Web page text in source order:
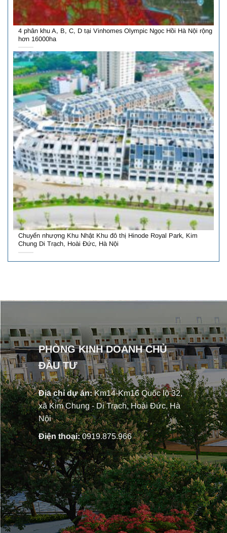
4 phân khu A, B, C, D tại Vinhomes Olympic Ngọc Hồi Hà Nội rộng
hơn 16000ha
Chuyển nhượng Khu Nhật Khu đô thị Hinode Royal Park, Kim
Chung Di Trạch, Hoài Đức, Hà Nội
PHÒNG KINH DOANH CHỦ
ĐẦU TƯ
Địa chỉ dự án:Km14-Km16 Quốc lộ 32,
xã Kim Chung - Di Trạch, Hoài Đức, Hà
Nội
Điện thoại:0919.875.966